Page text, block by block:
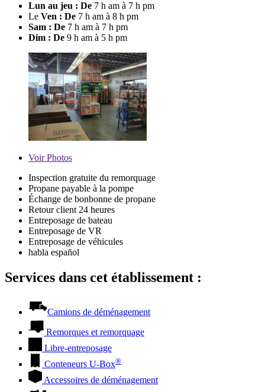
Lun au jeu : De 7 h am à 7 h pm
Le Ven : De 7 h am à 8 h pm
Sam : De 7 h am à 7 h pm
Dim : De 9 h am à 5 h pm
VoirPhotos
Inspection gratuite du remorquage
Propane payable à la pompe
Échange de bonbonne de propane
Retour client 24 heures
Entreposage de bateau
Entreposage de VR
Entreposage de véhicules
habla español
Services dans cet établissement :
Camions de déménagement
Remorques et remorquage
Libre-entreposage
Conteneurs U-Box®
Accessoires de déménagement